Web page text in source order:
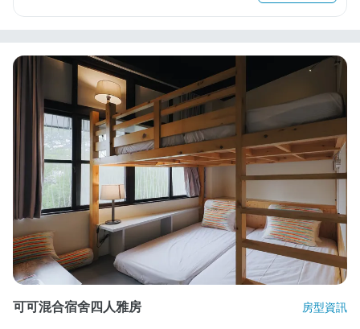
可可混合宿舍四人雅房 房型資訊